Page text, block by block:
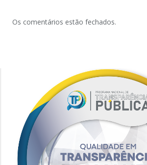
Os comentários estão fechados.